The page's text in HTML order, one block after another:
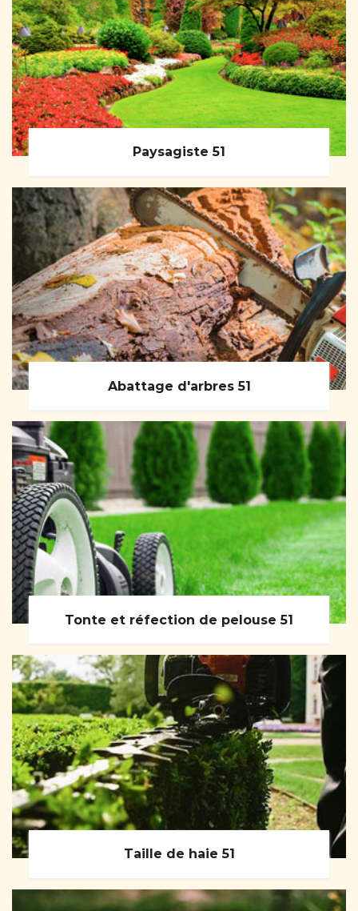
Paysagiste 51
Abattage d'arbres 51
Tonte et réfection de pelouse 51
Taille de haie 51